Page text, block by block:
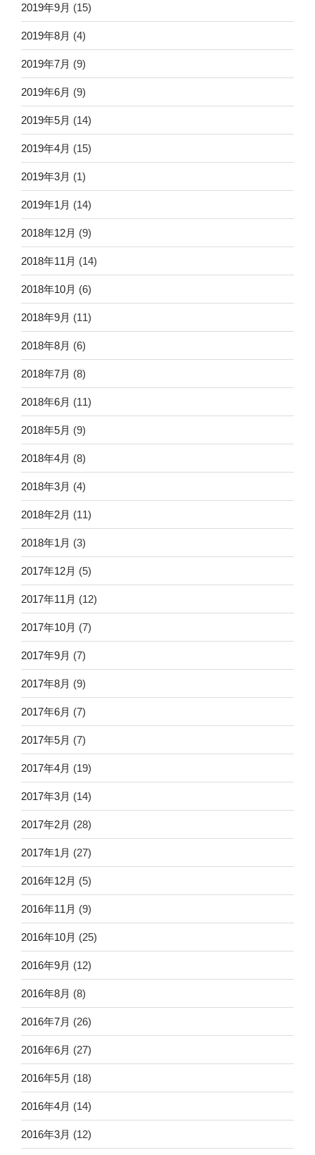
2019年9月 (15)
2019年8月 (4)
2019年7月 (9)
2019年6月 (9)
2019年5月 (14)
2019年4月 (15)
2019年3月 (1)
2019年1月 (14)
2018年12月 (9)
2018年11月 (14)
2018年10月 (6)
2018年9月 (11)
2018年8月 (6)
2018年7月 (8)
2018年6月 (11)
2018年5月 (9)
2018年4月 (8)
2018年3月 (4)
2018年2月 (11)
2018年1月 (3)
2017年12月 (5)
2017年11月 (12)
2017年10月 (7)
2017年9月 (7)
2017年8月 (9)
2017年6月 (7)
2017年5月 (7)
2017年4月 (19)
2017年3月 (14)
2017年2月 (28)
2017年1月 (27)
2016年12月 (5)
2016年11月 (9)
2016年10月 (25)
2016年9月 (12)
2016年8月 (8)
2016年7月 (26)
2016年6月 (27)
2016年5月 (18)
2016年4月 (14)
2016年3月 (12)